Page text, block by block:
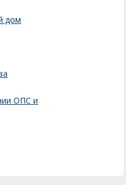
дом
ОПС и